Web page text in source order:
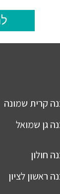
קרית שמונה
גן שמואל
חולון
ראשון לציון